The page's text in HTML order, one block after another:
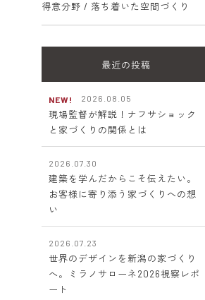
得意分野 / 落ち着いた空間づくり
最近の投稿
NEW! 2026.08.05
現場監督が解説！ナフサショック
と家づくりの関係とは
2026.07.30
建築を学んだからこそ伝えたい。
お客様に寄り添う家づくりへの想
い
2026.07.23
世界のデザインを新潟の家づくり
へ。ミラノサローネ2026視察レポ
ート